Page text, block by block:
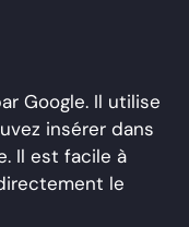
Google. Il utilise
insérer dans
Il est facile à
le